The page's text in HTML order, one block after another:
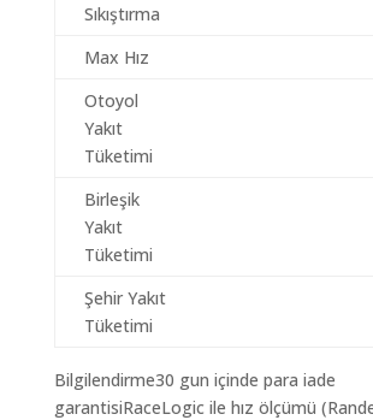
Sıkıştırma
Max Hız
Otoyol
Yakıt
Tüketimi
Birleşik
Yakıt
Tüketimi
Şehir Yakıt
Tüketimi
Bilgilendirme30 gun içinde para iade
garantisiRaceLogic ile hız ölçümü